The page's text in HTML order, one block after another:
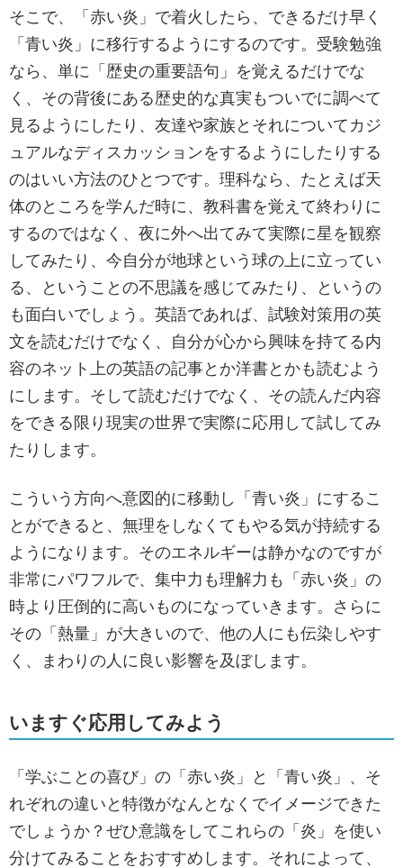
そこで、「赤い炎」で着火したら、できるだけ早く
「青い炎」に移行するようにするのです。受験勉強
なら、単に「歴史の重要語句」を覚えるだけでな
く、その背後にある歴史的な真実もついでに調べて
見るようにしたり、友達や家族とそれについてカジ
ュアルなディスカッションをするようにしたりする
のはいい方法のひとつです。理科なら、たとえば天
体のところを学んだ時に、教科書を覚えて終わりに
するのではなく、夜に外へ出てみて実際に星を観察
してみたり、今自分が地球という球の上に立ってい
る、ということの不思議を感じてみたり、というの
も面白いでしょう。英語であれば、試験対策用の英
文を読むだけでなく、自分が心から興味を持てる内
容のネット上の英語の記事とか洋書とかも読むよう
にします。そして読むだけでなく、その読んだ内容
をできる限り現実の世界で実際に応用して試してみ
たりします。
こういう方向へ意図的に移動し「青い炎」にするこ
とができると、無理をしなくてもやる気が持続する
ようになります。そのエネルギーは静かなのですが
非常にパワフルで、集中力も理解力も「赤い炎」の
時より圧倒的に高いものになっていきます。さらに
その「熱量」が大きいので、他の人にも伝染しやす
く、まわりの人に良い影響を及ぼします。
いますぐ応用してみよう
「学ぶことの喜び」の「赤い炎」と「青い炎」、そ
れぞれの違いと特徴がなんとなくでイメージできた
でしょうか？ぜひ意識をしてこれらの「炎」を使い
分けてみることをおすすめします。それによって、